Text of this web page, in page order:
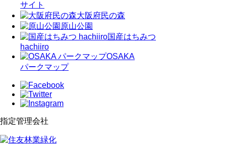
サイト
大阪府民の森
原山公園
国産はちみつ
hachiiro
OSAKA
パークマップ
指定管理会社